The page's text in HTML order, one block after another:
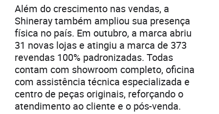
Além do crescimento nas vendas, a
Shineray também ampliou sua presença
física no país. Em outubro, a marca abriu
31 novas lojas e atingiu a marca de 373
revendas 100% padronizadas. Todas
contam com showroom completo, oficina
com assistência técnica especializada e
centro de peças originais, reforçando o
atendimento ao cliente e o pós-venda.